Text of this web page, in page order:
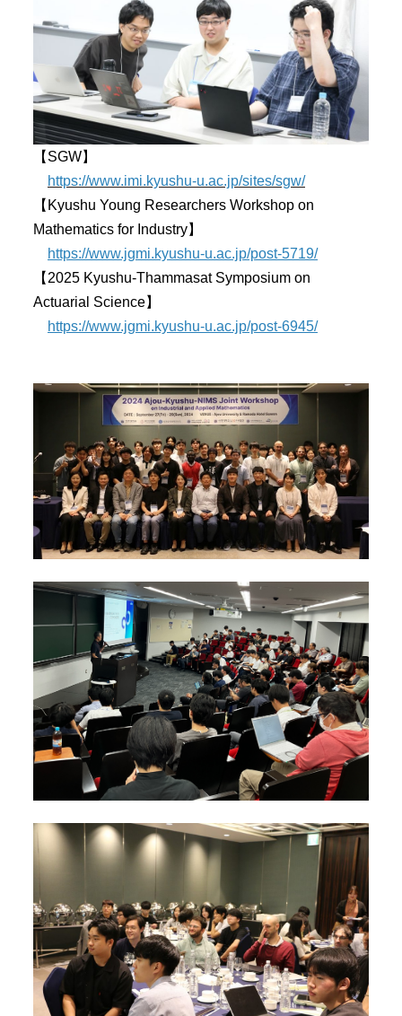
【SGW】
https://www.imi.kyushu-u.ac.jp/sites/sgw/
【Kyushu Young Researchers Workshop on
Mathematics for Industry】
https://www.jgmi.kyushu-u.ac.jp/post-5719/
【2025 Kyushu-Thammasat Symposium on
Actuarial Science】
https://www.jgmi.kyushu-u.ac.jp/post-6945/